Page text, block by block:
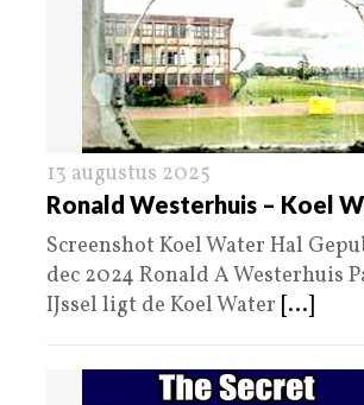
13 augustus 2025
Ronald Westerhuis – Koel
Screenshot Koel Water Hal
dec 2024 Ronald A Westerhuis
IJssel ligt de Koel Water [...]